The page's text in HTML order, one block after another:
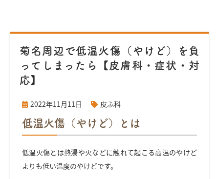
菊名周辺で低温火傷（やけど）を負
ってしまったら【皮膚科・症状・対
応】
2022年11月11日 皮ふ科
低温火傷（やけど） とは
低温火傷とは熱湯や火などに触れて起こる高温のやけど
よりも低い温度のやけどです。